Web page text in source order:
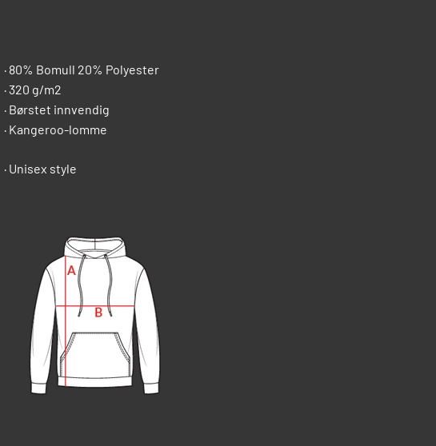
· 80% Bomull 20% Polyester
· 320 g/m2
· Børstet innvendig
· Kangeroo-lomme
· Unisex style